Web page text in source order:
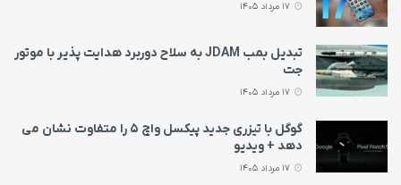
17 مرداد 1405
تبدیل بمب JDAM به سلاح دوربرد هدایت پذیر با موتور
جت
17 مرداد 1405
گوگل با تیزری جدید پیکسل واچ ۵ را متفاوت نشان می‌
دهد + ویدیو
17 مرداد 1405